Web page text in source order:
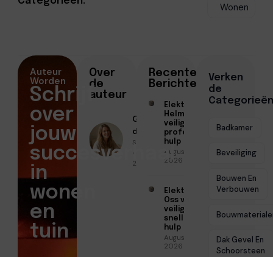
Wonen
Over
de
auteur
Geschreven
door
Sofia Mendes
● April 2,
2026
Recente
Berichten
Elektricien
Helmond voor
veilige en
professionele
hulp
Augustus 6,
2026
Elektricien
Oss voor
veilige en
snelle
hulp
Augustus 6,
2026
Verken
de
Categorieën
Badkamer
Beveiliging
Bouwen En
Verbouwen
Dak Gevel En
Schoorsteen
Auteur
Worden
Schrijf
over
jouw
succesverhaal
in
wonen
en
tuin